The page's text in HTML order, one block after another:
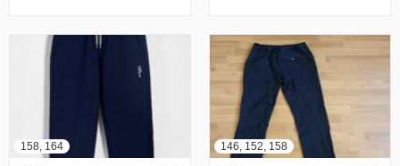
158, 164 146, 152, 158